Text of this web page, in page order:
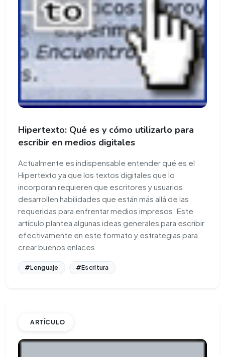
Hipertexto: Qué es y cómo utilizarlo para
escribir en medios digitales
Actualmente es indispensable entender qué es el
Hipertexto ya que los textos digitales que lo
incorporan requieren que escritores y usuarios
desarrollen habilidades que están más allá de las
requeridas para enfrentar medios impresos. Este
artículo plantea algunas ideas generales para escribir
efectivamente en este formato y estrategias para
crear buenos enlaces.
#Lenguaje #Escritura
ARTÍCULO